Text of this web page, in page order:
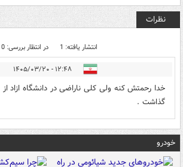
نظرات
انتشار یافته: 1 در انتظار بررسی: 0
۱۲:۴۸ - ۱۴۰۵/۰۳/۲۰
خدا رحمتش کنه ولی کلی ناراضی در دانشگاه ازاد
گذاشت .
خودرو